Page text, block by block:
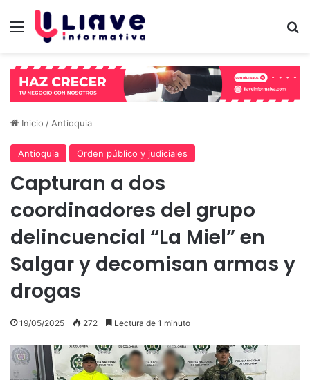
Menú
Inicio / Antioquia
Antioquia Orden público y judiciales
Capturan a dos
coordinadores del grupo
delincuencial “La Miel” en
Salgar y decomisan armas y
drogas
19/05/2025 272 Lectura de 1 minuto